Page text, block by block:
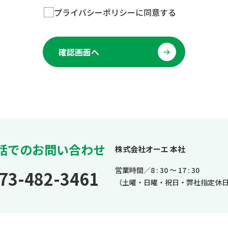
プライバシーポリシーに同意する
確認画面へ
でのお問い合わせ
482-3461
株式会社オーエ 本社
営業時間／8 : 30 ～ 17 : 30
（土曜・日曜・祝日・弊社指定休